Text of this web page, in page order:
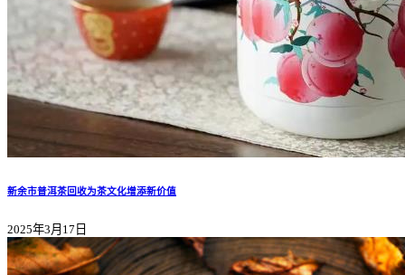
新余市普洱茶回收为茶文化增添新价值
2025年3月17日